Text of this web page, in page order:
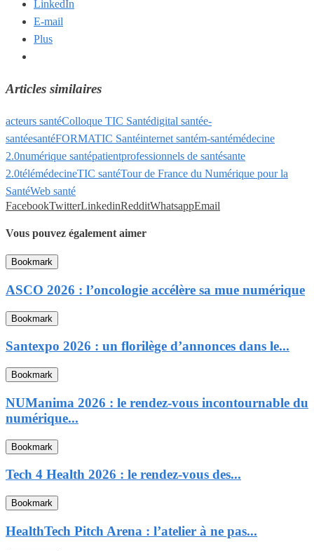
LinkedIn
E-mail
Plus
Articles similaires
acteurs santéColloque TIC Santédigital santée-
santéesantéFORMATIC Santéinternet santém-santémédecine
2.0numérique santépatientprofessionnels de santésante
2.0télémédecineTIC santéTour de France du Numérique pour la
SantéWeb santé
FacebookTwitterLinkedinRedditWhatsappEmail
Vous pouvez également aimer
Bookmark
ASCO 2026 : l’oncologie accélère sa mue numérique
Bookmark
Santexpo 2026 : un florilège d’annonces dans le...
Bookmark
NUManima 2026 : le rendez-vous incontournable du
numérique...
Bookmark
Tech 4 Health 2026 : le rendez-vous des...
Bookmark
HealthTech Pitch Arena : l’atelier à ne pas...